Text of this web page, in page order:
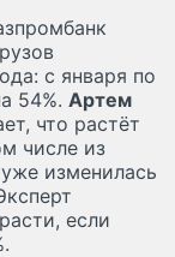
с января по
54%. Артем
что растёт
числе из
изменилась
если